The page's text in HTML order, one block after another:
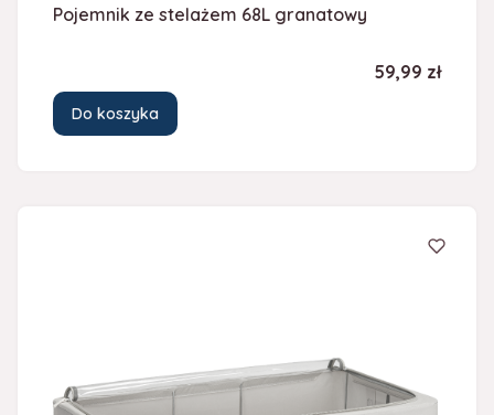
Pojemnik ze stelażem 68L granatowy
Cena
59,99 zł
Do koszyka